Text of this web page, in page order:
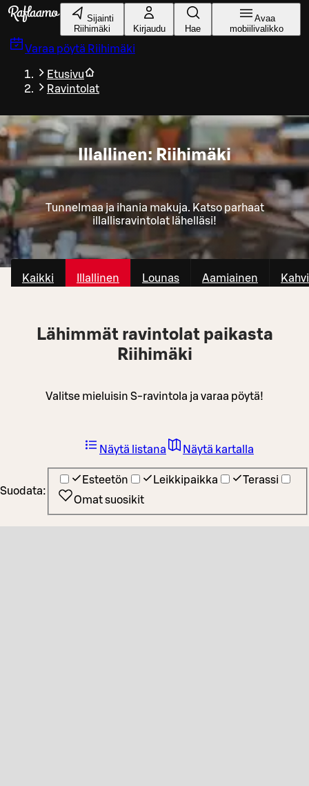
Siirry pääsisältöön
Sijainti
Riihimäki
Kirjaudu Hae
Avaa
mobiilivalikko
Varaa pöytä Riihimäki
Etusivu
Ravintolat
Illallinen: Riihimäki
Tunnelmaa ja ihania makuja. Katso parhaat
illallisravintolat lähelläsi!
Kaikki Illallinen Lounas Aamiainen
Lähimmät ravintolat paikasta
Riihimäki
Valitse mieluisin S-ravintola ja varaa pöytä!
Suodata:
Esteetön Leikkipaikka
Terassi
Omat suosikit
Näytä listana Näytä kartalla